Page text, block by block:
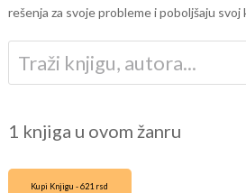
rešenja za svoje probleme i poboljšaju
1 knjiga u ovom žanru
Kupi Knjigu - 621 rsd